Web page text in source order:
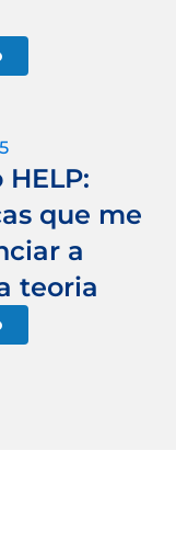
que me
a
teoria